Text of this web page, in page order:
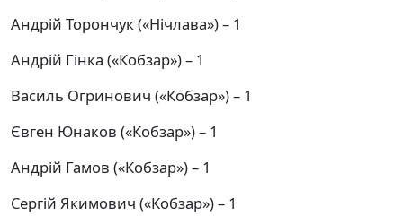
Андрій Торончук («Нічлава») – 1
Андрій Гінка («Кобзар») – 1
Василь Огринович («Кобзар») – 1
Євген Юнаков («Кобзар») – 1
Андрій Гамов («Кобзар») – 1
Сергій Якимович («Кобзар») – 1